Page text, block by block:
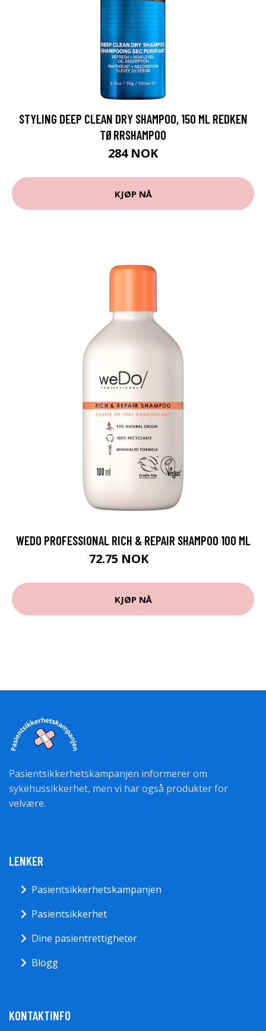
STYLING DEEP CLEAN DRY SHAMPOO, 150 ML REDKEN
TØRRSHAMPOO
284 NOK
KJØP NÅ
WEDO PROFESSIONAL RICH & REPAIR SHAMPOO 100 ML
72.75 NOK
KJØP NÅ
Pasientsikkerhetskampanjen informerer om
sykehussikkerhet, men vi har også produkter for
velvære.
LENKER
Pasientsikkerhetskampanjen
Pasientsikkerhet
Dine pasientrettigheter
Blogg
KONTAKTINFO